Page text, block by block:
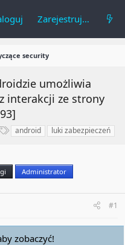
Zarejestruj się
security
umożliwia
interakcji ze strony
T
i
android luki zabezpieczeń
Administrator
#1
zobaczyć!